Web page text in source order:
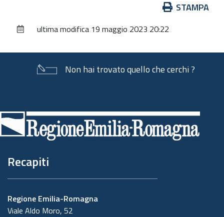
documento
STAMPA
ultima modifica 19 maggio 2023 20:22
Non hai trovato quello che cerchi ?
di
pagina
Recapiti
Regione Emilia-Romagna
Viale Aldo Moro, 52